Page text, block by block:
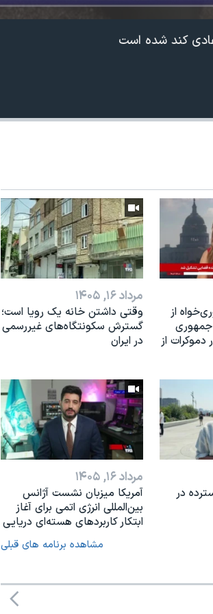
کند شده است
از
جمهوری
دموکرات از
مرداد ۱۶, ۱۴۰۵
وقتی داشتن خانه یک رویا است؛
گسترش سکونتگاه‌های غیررسمی
در ایران
در
مرداد ۱۶, ۱۴۰۵
آمریکا میزبان نشست آژانس
بین‌المللی انرژی اتمی برای آغاز
ابتکار کاربردهای هسته‌ای دریایی
مشاهده برنامه های قبلی